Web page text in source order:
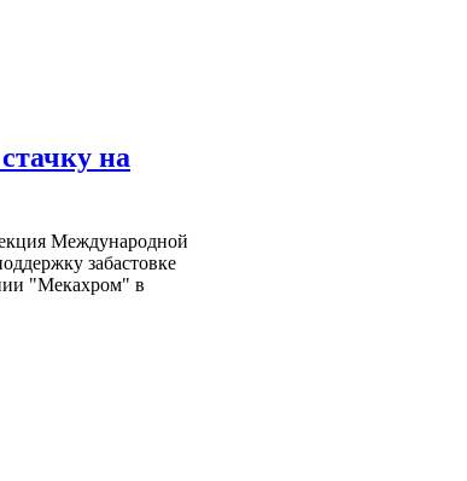
на
Международной
забастовке
"Мекахром" в